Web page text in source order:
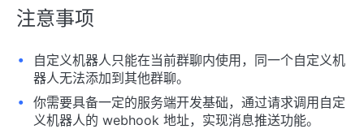
注意事项
自定义机器人只能在当前群聊内使用，同一个自定义机
器人无法添加到其他群聊。
你需要具备一定的服务端开发基础，通过请求调用自定
义机器人的 webhook 地址，实现消息推送功能。